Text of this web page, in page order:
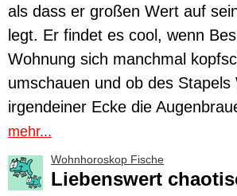
als dass er großen Wert auf
legt. Er findet es cool, wenn
Wohnung sich manchmal
umschauen und ob des Stapels
irgendeiner Ecke die
mehr...
Wohnhoroskop Fische
Liebenswert